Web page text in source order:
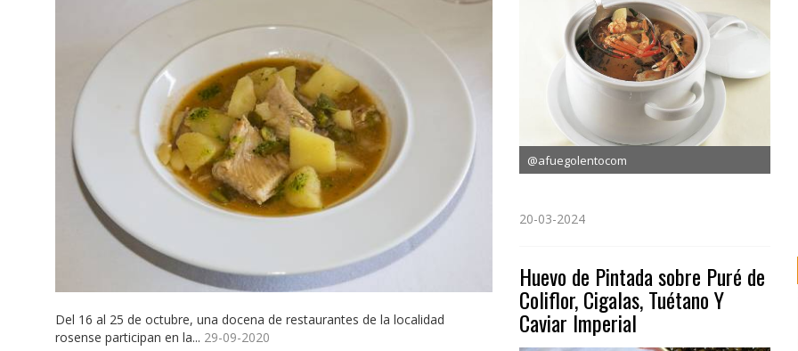
Del 16 al 25 de octubre, una docena de restaurantes de la localidad
rosense participan en la... 29-09-2020
@afuegolentocom
20-03-2024
Huevo de Pintada sobre Puré de
Coliflor, Cigalas, Tuétano Y
Caviar Imperial